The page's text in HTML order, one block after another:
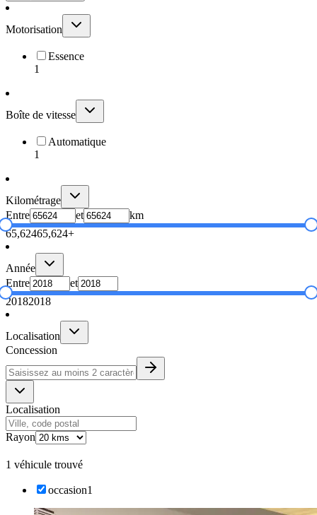
Motorisation
Essence
1
Boîte de vitesse
Automatique
1
Kilométrage
Entre
et
km
65,62465,624+
Année
Entre
et
20182018
Localisation
Concession
Localisation
Rayon
1 véhicule trouvé
occasion1